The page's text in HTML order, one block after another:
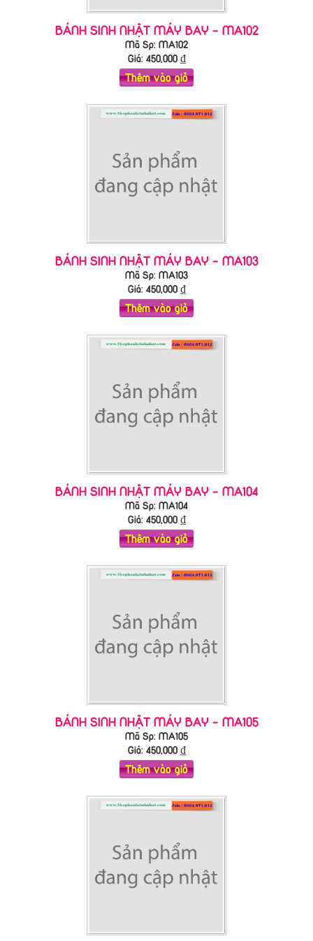
BÁNH SINH NHẬT MÁY BAY - MA102
Mã Sp: MA102
Giá: 450,000₫
Thêm vào giỏ
BÁNH SINH NHẬT MÁY BAY - MA103
Mã Sp: MA103
Giá: 450,000₫
Thêm vào giỏ
BÁNH SINH NHẬT MÁY BAY - MA104
Mã Sp: MA104
Giá: 450,000₫
Thêm vào giỏ
BÁNH SINH NHẬT MÁY BAY - MA105
Mã Sp: MA105
Giá: 450,000₫
Thêm vào giỏ